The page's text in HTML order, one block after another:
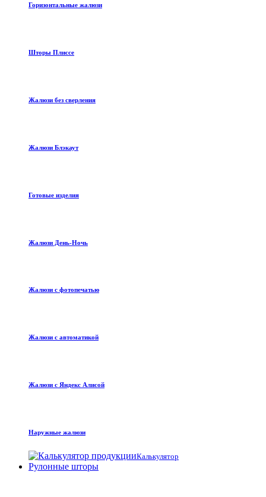
Горизонтальные жалюзи
Шторы Плиссе
Жалюзи без сверления
Жалюзи Блэкаут
Готовые изделия
Жалюзи День-Ночь
Жалюзи с фотопечатью
Жалюзи с автоматикой
Жалюзи с Яндекс Алисой
Наружные жалюзи
Калькулятор
Рулонные шторы